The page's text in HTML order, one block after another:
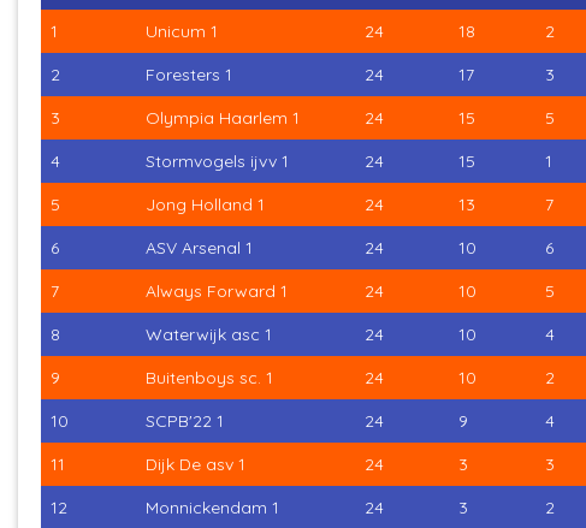
1
Unicum 1 24 18 2
2
Foresters 1 24 17 3
3
Olympia Haarlem 1 24 15 5
4
Stormvogels ijvv 1 24 15 1
5
Jong Holland 1 24 13 7
6
ASV Arsenal 1 24 10 6
7
Always Forward 1 24 10 5
8
Waterwijk asc 1 24 10 4
9
Buitenboys sc. 1 24 10 2
10
SCPB'22 1 24 9 4
11
Dijk De asv 1 24 3 3
12
Monnickendam 1 24 3 2